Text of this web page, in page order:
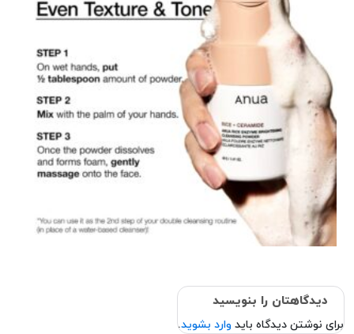
دیدگاهتان را بنویسید
برای نوشتن دیدگاه باید وارد بشوید.